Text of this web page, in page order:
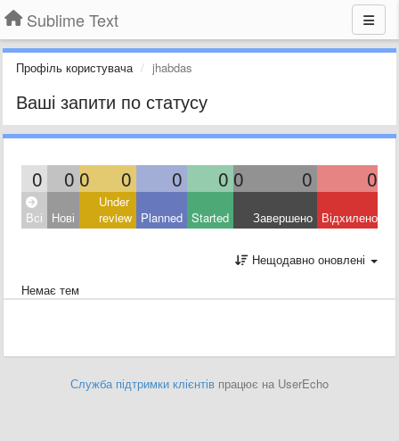
Sublime Text
Профіль користувача jhabdas
Ваші запити по статусу
0 0 0 0 0 0 0 0 0
Всі Нові
Under
review Planned Started Завершено Відхилено
Нещодавно оновлені
Немає тем
Служба підтримки клієнтів працює на UserEcho